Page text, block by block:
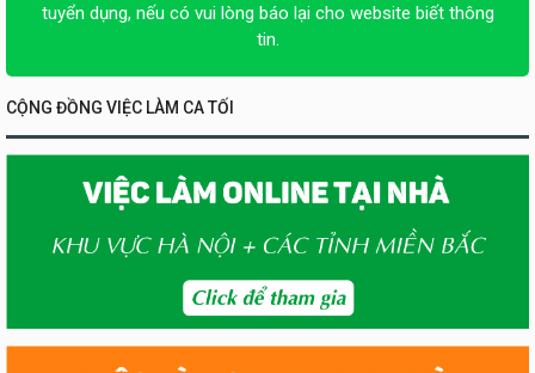
tuyển dụng, nếu có vui lòng báo lại cho website biết thông
tin.
CỘNG ĐỒNG VIỆC LÀM CA TỐI